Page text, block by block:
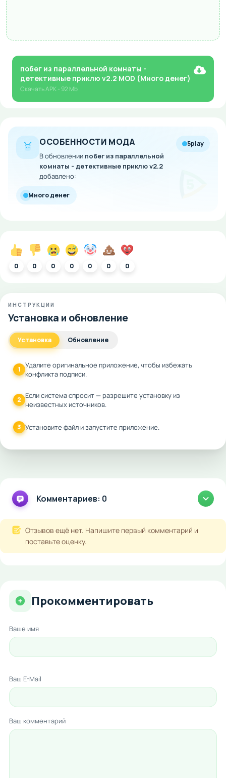
побег из параллельной комнаты -
детективные приклю v2.2 MOD (Много денег)
СкачатьAPK- 92 Mb
ОСОБЕННОСТИ МОДА
В обновлении побег из параллельной
комнаты - детективные приклю v2.2
добавлено:
5play
Много денег
0 0 0 0 0 0 0
ИНСТРУКЦИИ
Установка и обновление
Установка Обновление
1 Удалите оригинальное приложение, чтобы избежать
конфликта подписи.
2 Если система спросит — разрешите установку из
неизвестных источников.
3 Установите файл и запустите приложение.
Комментариев: 0
Отзывов ещё нет. Напишите первый комментарий и
поставьте оценку.
Прокомментировать
Ваше имя
Ваш E-Mail
Ваш комментарий